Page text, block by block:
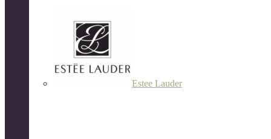
Estee Lauder